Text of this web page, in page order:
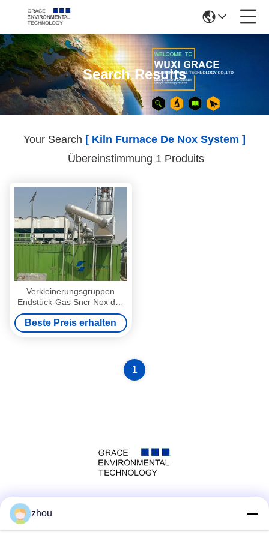
Search Results
Your Search [ Kiln Furnace De Nox System ]
Übereinstimmung 1 Produits
Verkleinerungsgruppen
Endstück-Gas Sncr Nox des
Brennofen-Winderhitzer-
Heizungs-Ofens
Beste Preis erhalten
1
zhou